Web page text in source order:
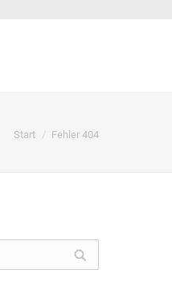
Start Fehler 404